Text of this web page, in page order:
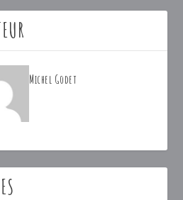
Michel Godet